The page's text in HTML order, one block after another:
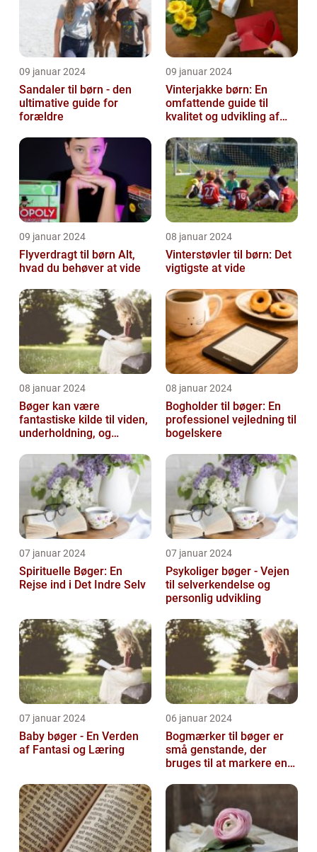
09 januar 2024
Sandaler til børn - den
ultimative guide for
forældre
09 januar 2024
Vinterjakke børn: En
omfattende guide til
kvalitet og udvikling af
09 januar 2024
Flyverdragt til børn Alt,
hvad du behøver at vide
08 januar 2024
Vinterstøvler til børn: Det
vigtigste at vide
08 januar 2024
Bøger kan være
fantastiske kilde til viden,
underholdning, og
08 januar 2024
Bogholder til bøger: En
professionel vejledning til
bogelskere
07 januar 2024
Spirituelle Bøger: En
Rejse ind i Det Indre Selv
07 januar 2024
Psykoliger bøger - Vejen
til selverkendelse og
personlig udvikling
07 januar 2024
Baby bøger - En Verden
af Fantasi og Læring
06 januar 2024
Bogmærker til bøger er
små genstande, der
bruges til at markere en
bog, så...